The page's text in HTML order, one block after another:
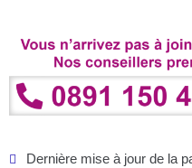
Dernière mise à jour de la